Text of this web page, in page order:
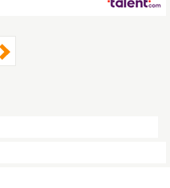
in accounting,